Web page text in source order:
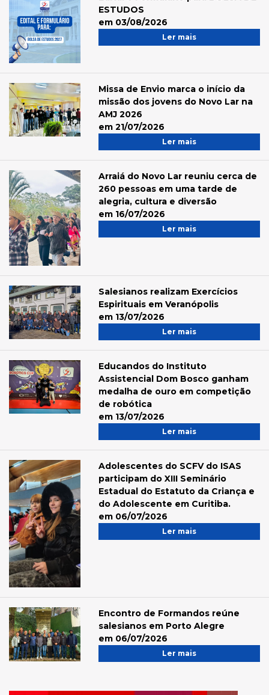
ESTUDOS
em 03/08/2026
Ler mais
Missa de Envio marca o início da
missão dos jovens do Novo Lar na
AMJ 2026
em 21/07/2026
Ler mais
Arraiá do Novo Lar reuniu cerca de
260 pessoas em uma tarde de
alegria, cultura e diversão
em 16/07/2026
Ler mais
Salesianos realizam Exercícios
Espirituais em Veranópolis
em 13/07/2026
Ler mais
Educandos do Instituto
Assistencial Dom Bosco ganham
medalha de ouro em competição
de robótica
em 13/07/2026
Ler mais
Adolescentes do SCFV do ISAS
participam do XIII Seminário
Estadual do Estatuto da Criança e
do Adolescente em Curitiba.
em 06/07/2026
Ler mais
Encontro de Formandos reúne
salesianos em Porto Alegre
em 06/07/2026
Ler mais